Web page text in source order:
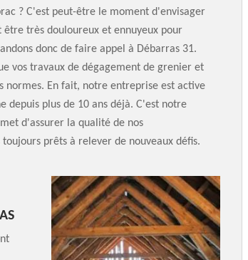
? C'est peut-être le moment d'envisager
être très douloureux et ennuyeux pour
donc de faire appel à Débarras 31.
vos travaux de dégagement de grenier et
normes. En fait, notre entreprise est active
depuis plus de 10 ans déjà. C'est notre
d'assurer la qualité de nos
prêts à relever de nouveaux défis.